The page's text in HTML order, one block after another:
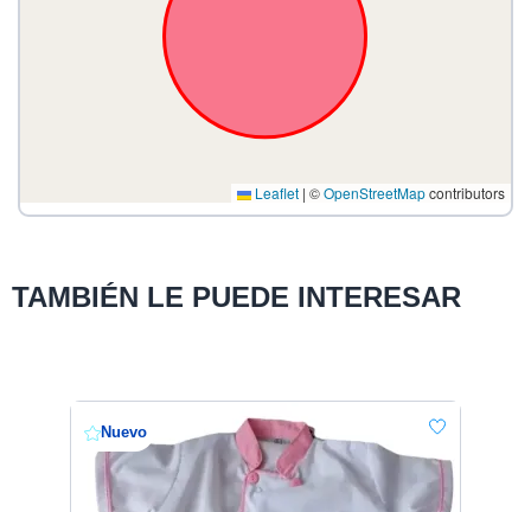
Leaflet | ©OpenStreetMapcontributors
TAMBIÉN LE PUEDE INTERESAR
Nuevo